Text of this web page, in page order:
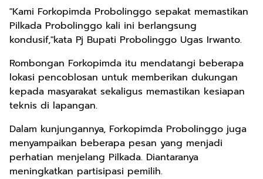
"Kami Forkopimda Probolinggo sepakat memastikan
Pilkada Probolinggo kali ini berlangsung
kondusif,"kata Pj Bupati Probolinggo Ugas Irwanto.
Rombongan Forkopimda itu mendatangi beberapa
lokasi pencoblosan untuk memberikan dukungan
kepada masyarakat sekaligus memastikan kesiapan
teknis di lapangan.
Dalam kunjungannya, Forkopimda Probolinggo juga
menyampaikan beberapa pesan yang menjadi
perhatian menjelang Pilkada. Diantaranya
meningkatkan partisipasi pemilih.